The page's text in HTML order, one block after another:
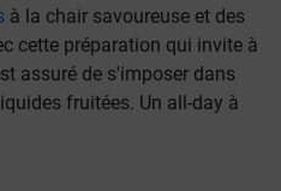
à la chair savoureuse et des
cette préparation qui invite à
assuré de s'imposer dans
fruitées. Un all-day à